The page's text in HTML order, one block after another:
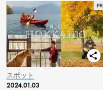
スポット
2024.01.03